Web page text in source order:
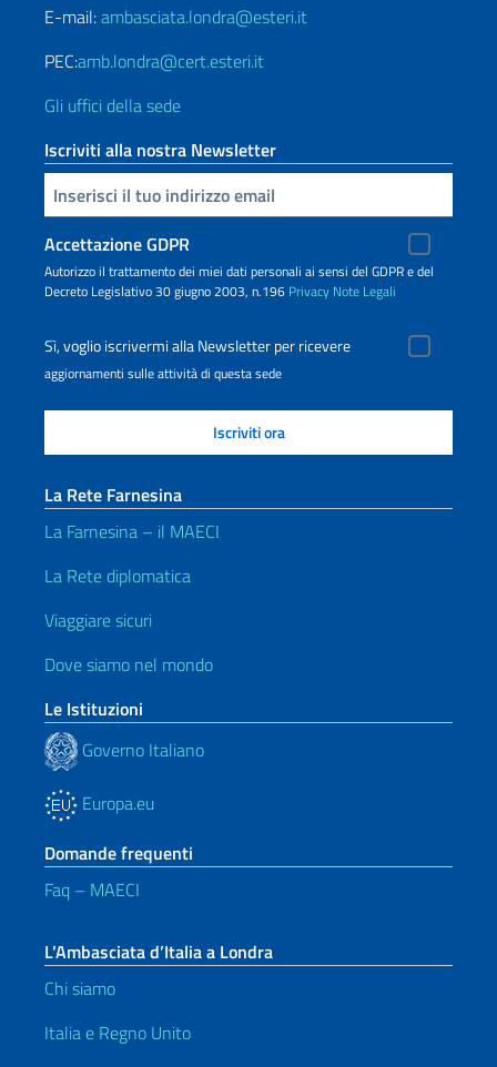
E-mail:ambasciata.londra@esteri.it
PEC:amb.londra@cert.esteri.it
Gli uffici della sede
Iscriviti alla nostra Newsletter
Inserisci la tua email
Accettazione GDPR
Autorizzo il trattamento dei miei dati personali ai sensi del GDPR e del
Decreto Legislativo 30 giugno 2003, n.196 Privacy Note Legali
Sì, voglio iscrivermi alla Newsletter per ricevere
aggiornamenti sulle attività di questa sede
La Rete Farnesina
La Farnesina – il MAECI
La Rete diplomatica
Viaggiare sicuri
Dove siamo nel mondo
Le Istituzioni
Governo Italiano
Europa.eu
Domande frequenti
Faq – MAECI
L’Ambasciata d’Italia a Londra
Chi siamo
Italia e Regno Unito